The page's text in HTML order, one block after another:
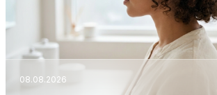
08.08.2026